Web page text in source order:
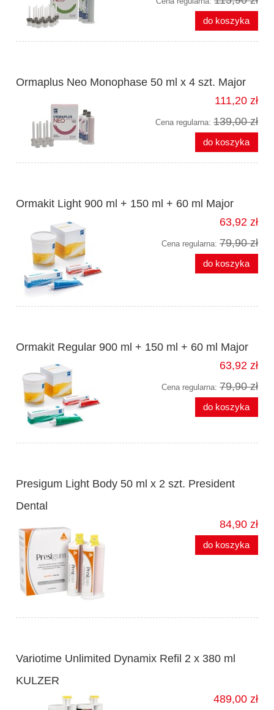
do koszyka
Ormaplus Neo Monophase 50 ml x 4 szt. Major
111,20 zł
Cena regularna: 139,00 zł
do koszyka
Ormakit Light 900 ml + 150 ml + 60 ml Major
63,92 zł
Cena regularna: 79,90 zł
do koszyka
Ormakit Regular 900 ml + 150 ml + 60 ml Major
63,92 zł
Cena regularna: 79,90 zł
do koszyka
Presigum Light Body 50 ml x 2 szt. President
Dental
84,90 zł
do koszyka
Variotime Unlimited Dynamix Refil 2 x 380 ml
KULZER
489,00 zł